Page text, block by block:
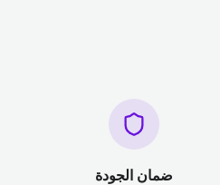
ضمان الجودة